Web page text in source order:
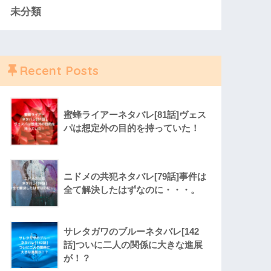
未分類
Recent Posts
蜜蜂ライアーネタバレ[81話]ヴェス
パは想定外の目的を持っていた！
ニドメの共犯ネタバレ[79話]事件は
全て解決したはずなのに・・・。
サレタガワのブルーネタバレ[142
話]ついに二人の関係に大きな進展
が！？